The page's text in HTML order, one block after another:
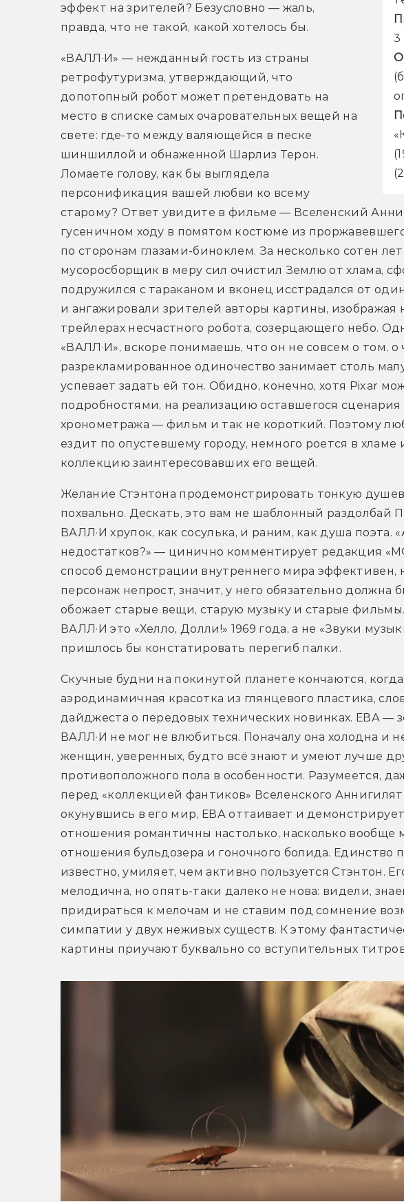
эффект на зрителей? Безусловно — жаль,
правда, что не такой, какой хотелось бы.
«ВАЛЛ·И» — нежданный гость из страны
ретрофутуризма, утверждающий, что
допотопный робот может претендовать на
место в списке самых очаровательных вещей на
свете: где-то между валяющейся в песке
шиншиллой и обнаженной Шарлиз Терон.
Ломаете голову, как бы выглядела
персонификация вашей любви ко всему
старому? Ответ увидите в фильме — Вселенский
гусеничном ходу в помятом костюме из
по сторонам глазами-биноклем. За несколько сотен
мусоросборщик в меру сил очистил Землю от хлама,
подружился с тараканом и вконец исстрадался от
и ангажировали зрителей авторы картины,
трейлерах несчастного робота, созерцающего небо.
«ВАЛЛ·И», вскоре понимаешь, что он не совсем о том,
разрекламированное одиночество занимает столь
успевает задать ей тон. Обидно, конечно, хотя Pixar
подробностями, на реализацию оставшегося сценария
хронометража — фильм и так не короткий. Поэтому
ездит по опустевшему городу, немного роется в хламе
коллекцию заинтересовавших его вещей.
Желание Стэнтона продемонстрировать тонкую
похвально. Дескать, это вам не шаблонный раздолбай
ВАЛЛ·И хрупок, как сосулька, и раним, как душа поэта.
недостатков?» — цинично комментирует редакция
способ демонстрации внутреннего мира эффективен,
персонаж непрост, значит, у него обязательно должна
обожает старые вещи, старую музыку и старые фильмы.
ВАЛЛ·И это «Хелло, Долли!» 1969 года, а не «Звуки
пришлось бы констатировать перегиб палки.
Скучные будни на покинутой планете кончаются,
аэродинамичная красотка из глянцевого пластика,
дайджеста о передовых технических новинках. ЕВА —
ВАЛЛ·И не мог не влюбиться. Поначалу она холодна и
женщин, уверенных, будто всё знают и умеют лучше
противоположного пола в особенности. Разумеется,
перед «коллекцией фантиков» Вселенского
окунувшись в его мир, ЕВА оттаивает и
отношения романтичны настолько, насколько вообще
отношения бульдозера и гоночного болида. Единство
известно, умиляет, чем активно пользуется Стэнтон.
мелодична, но опять-таки далеко не нова: видели,
придираться к мелочам и не ставим под сомнение
симпатии у двух неживых существ. К этому
картины приучают буквально со вступительных